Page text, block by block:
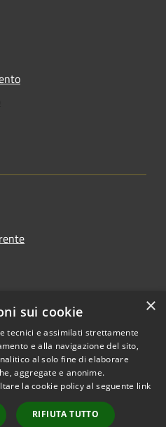
Copyright © 2026 • Comune di
Castel del Giudice • Powered by
Municipium•
Accesso
×
sui cookie
tecnici e assimilati strettamente
e alla navigazione del sito,
al solo fine di elaborare
aggregate e anonime.
la cookie policy al seguente link
RIFIUTA TUTTO